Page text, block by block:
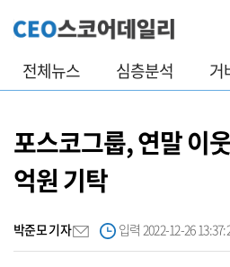
전체뉴스 심층분석 거
포스코그룹, 연말 이
억원 기탁
박준모 기자 입력 2022-12-26